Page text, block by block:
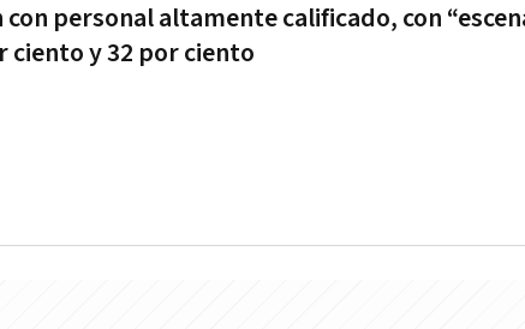
personal altamente calificado, con
ciento y 32 por ciento